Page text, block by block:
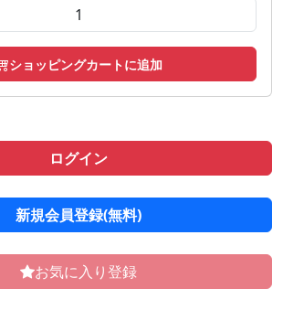
ショッピングカートに追加
ログイン
新規会員登録(無料)
お気に入り登録